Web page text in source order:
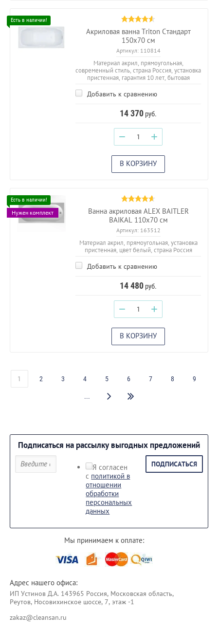
Акриловая ванна Triton Стандарт
150x70 см
Артикул:110814
Материал акрил, прямоугольная,
современный стиль, страна Россия, установка
пристенная, гарантия 10 лет, бытовая
Добавить к сравнению
14 370 руб.
− +
В КОРЗИНУ
Нужен комплект
Ванна акриловая ALEX BAITLER
BAIKAL 110х70 см
Артикул:163512
Материал акрил, прямоугольная, установка
пристенная, цвет белый, страна Россия
Добавить к сравнению
14 480 руб.
− +
В КОРЗИНУ
1 2 3 4 5 6 7 8 9
...
Подписаться на рассылку выгодных предложений
Я согласен
с политикой в
отношении
обработки
персональных
данных
ПОДПИСАТЬСЯ
Мы принимаем к оплате:
Адрес нашего офиса:
ИП Уcтинoв Д.А. 143965 Россия, Московская область,
Реутов, Носовихинское шоссе, 7, этаж -1
zakaz@cleansan.ru